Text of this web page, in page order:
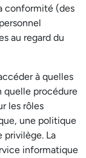
conformité (des
au regard du
à quelles
quelle procédure
les rôles
une politique
privilège. La
informatique